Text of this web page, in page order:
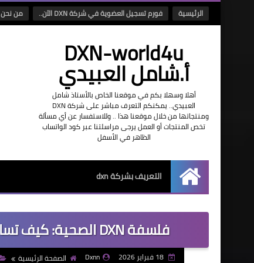
الرئيسية فورم تسجيل العضوية في شركة DXN الآن.. من نحن
DXN-world4u
أ.شامل العبيدي
أهلا وسهلا بكم في موقعنا الخاص بالأستاذ شامل
العبيدي.. يمكنكم التعرف مباشر على شركة DXN
ومنتجاتها من خلال موقعنا هذا .. وللاستفسار عن أي مسألة
تخص المنتجات أو العمل يرجى مراسلتنا عبر كود الواتساب
الظاهر في الأسفل
الرئيسية
التعريف بشركة dxn
​فلسفة DXN الصحية: كيف تساعد مكملات dxn الجسم على التشافي ذاتياً؟
Dxnn الصفحة الرئيسية